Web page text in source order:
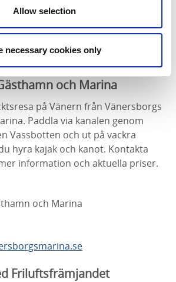
Allow selection
necessary cookies only
60 Vänersborg
och Marina
på Vänern från Vänersborgs
Paddla via kanalen genom
Vassbotten och ut på vackra
hyra kajak och kanot. Kontakta
information och aktuella priser.
och Marina
Friluftsfrämjandet